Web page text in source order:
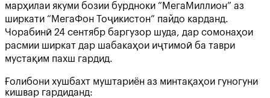
марҳилаи якуми бозии бурдноки “МегаМиллион” аз
ширкати “МегаФон Тоҷикистон” пайдо карданд.
Чорабинӣ 24 сентябр баргузор шуда, дар сомонаҳои
расмии ширкат дар шабакаҳои иҷтимоӣ ба таври
мустақим пахш гардид.
Ғолибони хушбахт муштариён аз минтақаҳои гуногуни
кишвар гардиданд: